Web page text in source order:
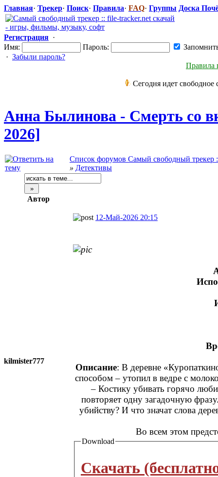
Главная· Трекер· Поиск· Правила· FAQ· Группы Доска
Регистрация ·
Имя:
Пароль:
· Забыли пароль?
Правила
Сегодня идет свободное
Анна Былинова - Смерть со
2026]
Список форумов Самый свободный трекер
» Детективы
Автор
kilmister777
12-Май-2026 20:15
Описание: В деревне
способом – утопил в ведре с
– Костику убивать горячо
повторяет одну загадочную
убийству? И что значат слова
Во всем этом
Download
Скачать